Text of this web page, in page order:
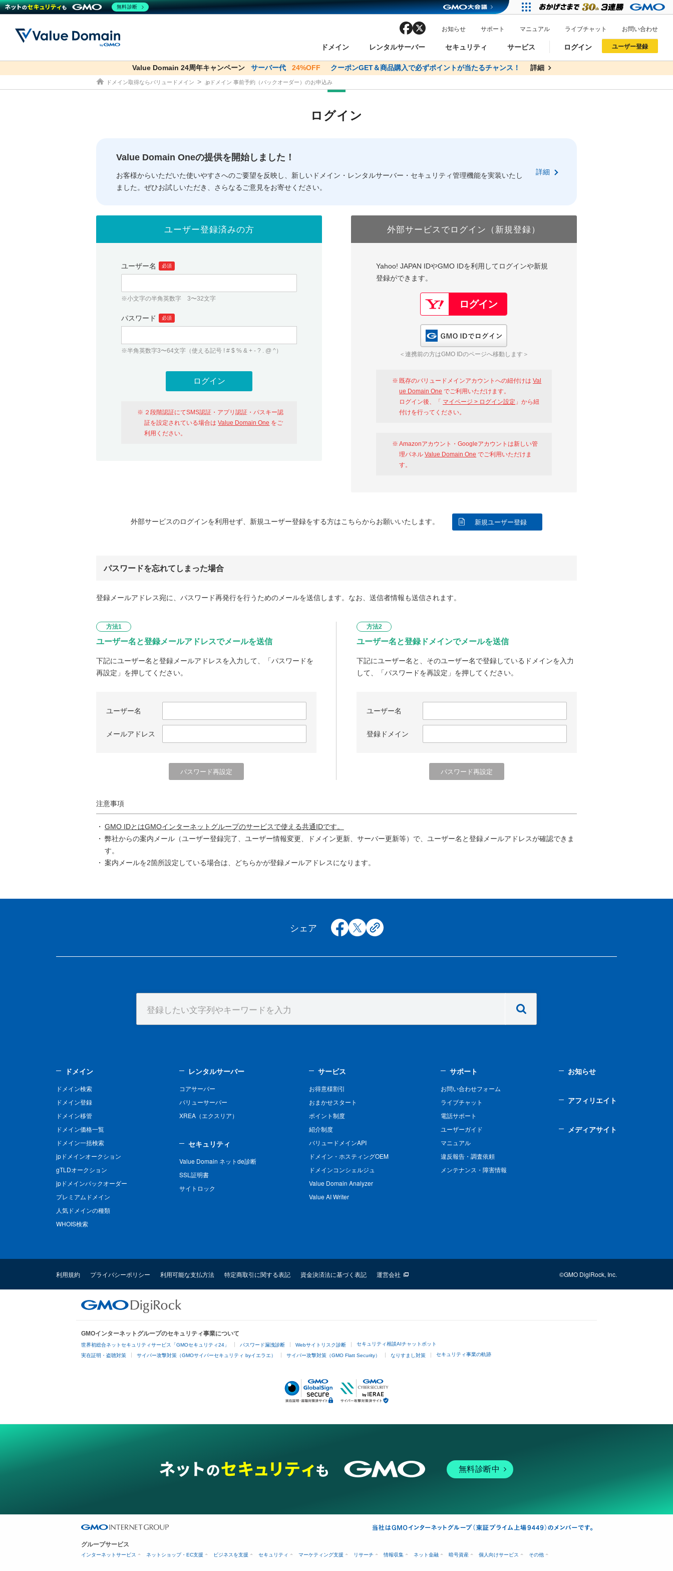
ドメイン
ドメイン ドメイン検索
ドメイン一括検索
人気ドメインの種類 WHOIS検索
レンタルサーバー
レンタルサーバー コアサーバー
セキュリティ
セキュリティ Value Domain ネットde診断
サービス
サービス お得意様割引
バリュードメインAPI
facebook お知らせ サポート マニュアル ライブチャット お問い合わせ
ログイン
従来のバリュードメインをご利用希望の方 おすすめ One レンタルサーバーを含む最新の機能を使う方
以下でもログイン可能
ユーザー登録
従来のバリュードメインをご利用希望の方 おすすめ One レンタルサーバーを含む最新の機能を使う方
以下でも登録可能
Value Domain 24周年キャンペーン サーバー代 24%OFF クーポンGET＆商品購入で必ずポイントが当たるチャンス！ 詳細
co.jpドメイン✕コアサーバーV2ビジネス応援キャンペーン サーバー料金1年間無料 詳細
ドメイン取得ならバリュードメイン .jpドメイン 事前予約（バックオーダー）のお申込み
ログイン
Value Domain Oneの提供を開始しました！
お客様からいただいた使いやすさへのご要望を反映し、新しいドメイン・レンタルサーバー・セキュリティ管理機能を実装いたし
ました。ぜひお試しいただき、さらなるご意見をお寄せください。
詳細
ユーザー登録済みの方
ユーザー名 必須
※小文字の半角英数字 3〜32文字
パスワード 必須
※半角英数字3〜64文字（使える記号 ! # $ % & + - ? . @ ^）
２段階認証にてSMS認証・アプリ認証・パスキー認
証を設定されている場合はValue Domain One をご
利用ください。
外部サービスでログイン（新規登録）
Yahoo! JAPAN IDやGMO IDを利用してログインや新規
登録ができます。
＜連携前の方はGMO IDのページへ移動します＞
既存のバリュードメインアカウントへの紐付けはVal
ue Domain One でご利用いただけます。
ログイン後、「 マイページ > ログイン設定 」から紐
付けを行ってください。
Amazonアカウント・Googleアカウントは新しい管
理パネルValue Domain One でご利用いただけま
す。
外部サービスのログインを利用せず、新規ユーザー登録をする方はこちらからお願いいたします。 新規ユーザー登録
パスワードを忘れてしまった場合
登録メールアドレス宛に、パスワード再発行を行うためのメールを送信します。なお、送信者情報も送信されます。
方法1
ユーザー名と登録メールアドレスでメールを送信
下記にユーザー名と登録メールアドレスを入力して、「パスワードを
再設定」を押してください。
ユーザー名
メールアドレス
方法2
ユーザー名と登録ドメインでメールを送信
下記にユーザー名と、そのユーザー名で登録しているドメインを入力
して、「パスワードを再設定」を押してください。
ユーザー名
登録ドメイン
注意事項
GMO IDとはGMOインターネットグループのサービスで使える共通IDです。
弊社からの案内メール（ユーザー登録完了、ユーザー情報変更、ドメイン更新、サーバー更新等）で、ユーザー名と登録メールアドレスが確認できま
す。
案内メールを2箇所設定している場合は、どちらかが登録メールアドレスになります。
シェア facebook
x copy
ドメイン
ドメイン検索
ドメイン登録
ドメイン移管
ドメイン価格一覧
ドメイン一括検索
jpドメインオークション
gTLDオークション
jpドメインバックオーダー
プレミアムドメイン
人気ドメインの種類
WHOIS検索
レンタルサーバー
コアサーバー
バリューサーバー
XREA（エクスリア）
セキュリティ
Value Domain ネットde診断
SSL証明書
サイトロック
サービス
お得意様割引
おまかせスタート
ポイント制度
紹介制度
バリュードメインAPI
ドメイン・ホスティングOEM
ドメインコンシェルジュ
Value Domain Analyzer
Value AI Writer
サポート
お問い合わせフォーム
ライブチャット
電話サポート
ユーザーガイド
マニュアル
違反報告・調査依頼
メンテナンス・障害情報
お知らせ
アフィリエイト
メディアサイト
利用規約 プライバシーポリシー 利用可能な支払方法 特定商取引に関する表記 資金決済法に基づく表記 運営会社 ©GMO DigiRock, Inc.
GMOインターネットグループのセキュリティ事業について
世界初総合ネットセキュリティサービス「GMOセキュリティ24」 パスワード漏洩診断 Webサイトリスク診断 セキュリティ相談AIチャットボット
実在証明・盗聴対策 サイバー攻撃対策（GMOサイバーセキュリティ byイエラエ） サイバー攻撃対策（GMO Flatt Security） なりすまし対策 セキュリティ事業の軌跡
無料診断中
グループサービス
インターネットサービス ネットショップ・EC支援 ビジネスを支援 セキュリティ マーケティング支援 リサーチ 情報収集 ネット金融 暗号資産 個人向けサービス その他
無料診断